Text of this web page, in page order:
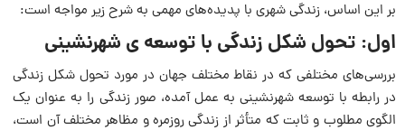
بر این اساس، زندگی شهری با پدیده‌های مهمی به شرح زیر مواجه است:
اول: تحول شکل زندگی با توسعه ی شهرنشینی
بررسی‌های مختلفی که در نقاط مختلف جهان در مورد تحول شکل زندگی
در رابطه با توسعه شهرنشینی به‌ عمل آمده، صور زندگی را به‌ عنوان یک
الگوی مطلوب و ثابت که متأثر از زندگی روزمره و مظاهر مختلف آن است،